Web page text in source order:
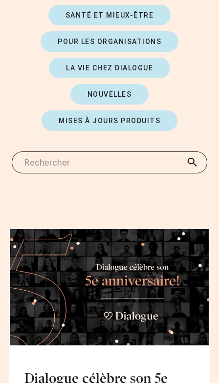
SANTÉ ET MIEUX-ÊTRE
POUR LES ORGANISATIONS
LA VIE CHEZ DIALOGUE
NOUVELLES
MISES À JOURS PRODUITS
Dialogue célèbre son 5e